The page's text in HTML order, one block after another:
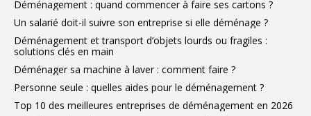
Déménagement : quand commencer à faire ses cartons ?
Un salarié doit-il suivre son entreprise si elle déménage ?
Déménagement et transport d’objets lourds ou fragiles :
solutions clés en main
Déménager sa machine à laver : comment faire ?
Personne seule : quelles aides pour le déménagement ?
Top 10 des meilleures entreprises de déménagement en 2026